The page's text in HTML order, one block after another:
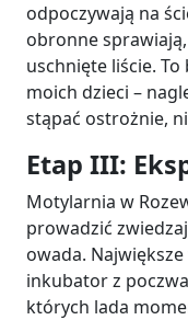
odpoczywają na
obronne
uschnięte liście. To
moich dzieci –
stąpać ostrożnie,
Etap III:
Motylarnia w
prowadzić
owada.
inkubator z
których lada